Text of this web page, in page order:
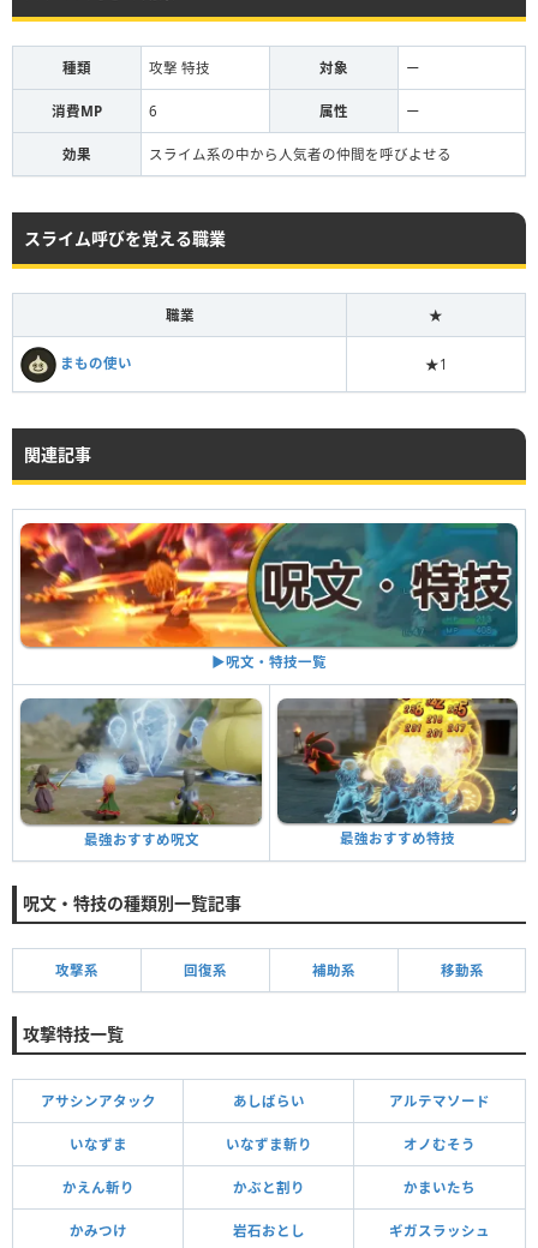
種類 攻撃 特技 対象 ー
消費MP 6 属性 ー
効果 スライム系の中から人気者の仲間を呼びよせる
スライム呼びを覚える職業
職業 ★
まもの使い ★1
関連記事
▶︎呪文・特技一覧
最強おすすめ呪文 最強おすすめ特技
呪文・特技の種類別一覧記事
攻撃系 回復系 補助系 移動系
攻撃特技一覧
アサシンアタック あしばらい アルテマソード
いなずま いなずま斬り オノむそう
かえん斬り かぶと割り かまいたち
かみつけ 岩石おとし ギガスラッシュ